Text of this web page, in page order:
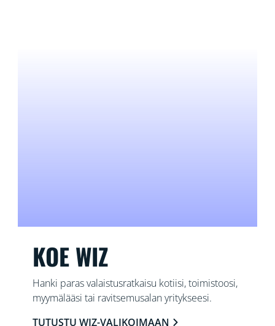
KOE WIZ
Hanki paras valaistusratkaisu kotiisi, toimistoosi,
myymälääsi tai ravitsemusalan yritykseesi.
TUTUSTU WIZ-VALIKOIMAAN